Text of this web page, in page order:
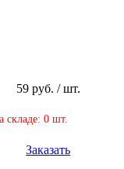
59 руб. / шт.
складе: 0 шт.
Заказать